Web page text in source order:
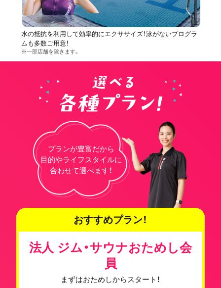
水の抵抗を利用して効率的にエクササイズ！泳がないプログラ
ムも多数ご用意！
※一部店舗を除きます。
プランが豊富だから
目的やライフスタイルに
合わせて選べます！
おすすめプラン！
法人 ジム・サウナおためし会
員
まずはおためしからスタート！